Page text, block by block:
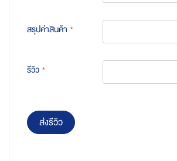
สรุปค่าสินค้า
รีวิว
ส่งรีวิว